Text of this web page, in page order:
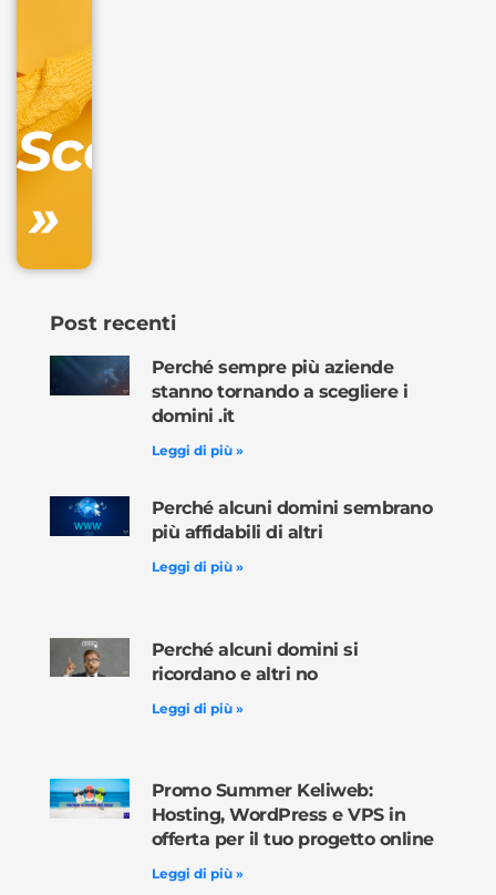
Scopri
»
Post recenti
Perché sempre più aziende
stanno tornando a scegliere i
domini .it
Leggi di più »
Perché alcuni domini sembrano
più affidabili di altri
Leggi di più »
Perché alcuni domini si
ricordano e altri no
Leggi di più »
Promo Summer Keliweb:
Hosting, WordPress e VPS in
offerta per il tuo progetto online
Leggi di più »